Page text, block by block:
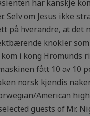
har kanskje
om Jesus ikke
på hverandre, at det
knokler
i kong Hromunds
fått 10 av 10
norsk kjendis
American
guests of Mr.